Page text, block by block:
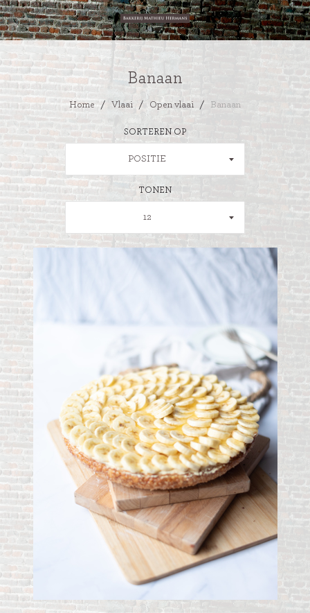
Banaan
Home / Vlaai / Open vlaai / Banaan
SORTEREN OP
POSITIE
TONEN
12